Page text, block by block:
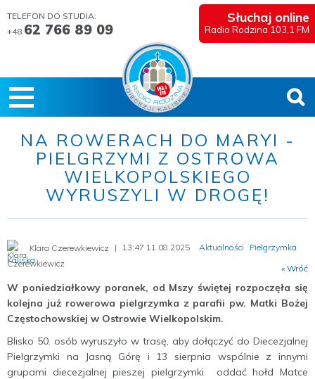
TELEFON DO STUDIA:
+48 62 766 89 09
Słuchaj online
Radio Rodzina 103,1 FM
NA ROWERACH DO MARYI -
PIELGRZYMI Z OSTROWA
WIELKOPOLSKIEGO
WYRUSZYLI W DROGĘ!
Klara Czerewkiewicz 13:47 11.08.2025 Aktualności
Pielgrzymka
Kaliska
« Wróć
W poniedziałkowy poranek, od Mszy świętej rozpoczęła się
kolejna już rowerowa pielgrzymka z parafii pw. Matki Bożej
Częstochowskiej w Ostrowie Wielkopolskim.
Blisko 50. osób wyruszyło w trasę, aby dołączyć do Diecezjalnej
Pielgrzymki na Jasną Górę i 13 sierpnia wspólnie z innymi
grupami diecezjalnej pieszej pielgrzymki oddać hołd Matce